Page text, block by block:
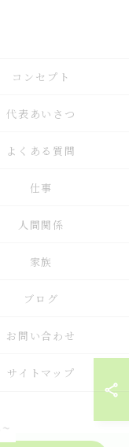
コンセプト
代表あいさつ
よくある質問
仕事
人間関係
家族
ブログ
お問い合わせ
サイトマップ